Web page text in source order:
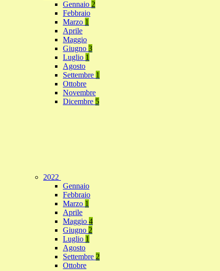
Gennaio 2
Febbraio
Marzo 1
Aprile
Maggio
Giugno 3
Luglio 1
Agosto
Settembre 1
Ottobre
Novembre
Dicembre 5
2022
Gennaio
Febbraio
Marzo 1
Aprile
Maggio 4
Giugno 2
Luglio 1
Agosto
Settembre 2
Ottobre